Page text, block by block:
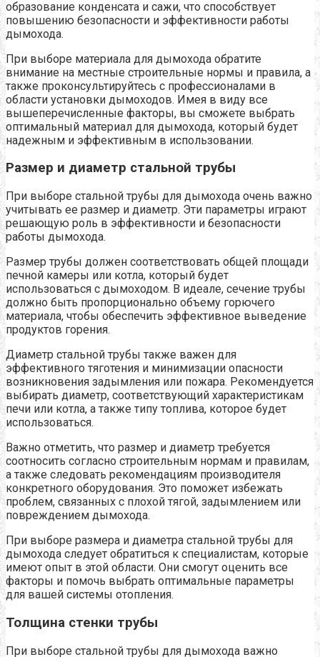
образование конденсата и сажи, что способствует
повышению безопасности и эффективности работы
дымохода.
При выборе материала для дымохода обратите
внимание на местные строительные нормы и правила, а
также проконсультируйтесь с профессионалами в
области установки дымоходов. Имея в виду все
вышеперечисленные факторы, вы сможете выбрать
оптимальный материал для дымохода, который будет
надежным и эффективным в использовании.
Размер и диаметр стальной трубы
При выборе стальной трубы для дымохода очень важно
учитывать ее размер и диаметр. Эти параметры играют
решающую роль в эффективности и безопасности
работы дымохода.
Размер трубы должен соответствовать общей площади
печной камеры или котла, который будет
использоваться с дымоходом. В идеале, сечение трубы
должно быть пропорционально объему горючего
материала, чтобы обеспечить эффективное выведение
продуктов горения.
Диаметр стальной трубы также важен для
эффективного тяготения и минимизации опасности
возникновения задымления или пожара. Рекомендуется
выбирать диаметр, соответствующий характеристикам
печи или котла, а также типу топлива, которое будет
использоваться.
Важно отметить, что размер и диаметр требуется
соотносить согласно строительным нормам и правилам,
а также следовать рекомендациям производителя
конкретного оборудования. Это поможет избежать
проблем, связанных с плохой тягой, задымлением или
повреждением дымохода.
При выборе размера и диаметра стальной трубы для
дымохода следует обратиться к специалистам, которые
имеют опыт в этой области. Они смогут оценить все
факторы и помочь выбрать оптимальные параметры
для вашей системы отопления.
Толщина стенки трубы
При выборе стальной трубы для дымохода важно